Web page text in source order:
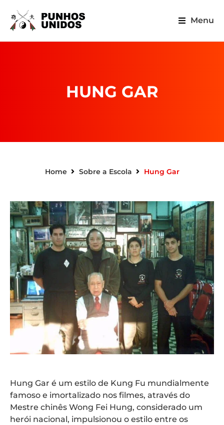
Menu
HUNG GAR
Home Sobre a Escola Hung Gar
Hung Gar é um estilo de Kung Fu mundialmente
famoso e imortalizado nos filmes, através do
Mestre chinês Wong Fei Hung, considerado um
herói nacional, impulsionou o estilo entre os